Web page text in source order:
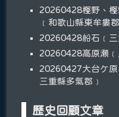
20260428樫野、樫
﹝和歌山縣東牟婁郡
20260428船石﹝三
20260428高原瀬﹝
20260427大台ケ原
三重縣多氣郡﹞
歷史回顧文章